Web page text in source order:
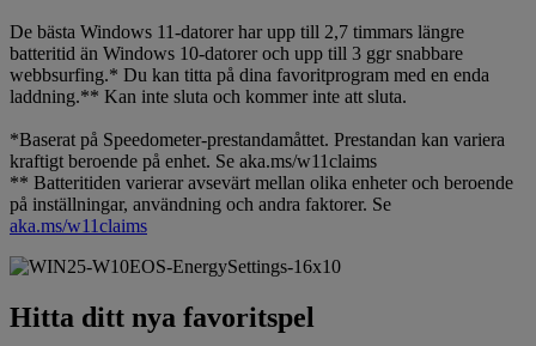
De bästa Windows 11-datorer har upp till 2,7 timmars längre
batteritid än Windows 10-datorer och upp till 3 ggr snabbare
webbsurfing.* Du kan titta på dina favoritprogram med en enda
laddning.** Kan inte sluta och kommer inte att sluta.
*Baserat på Speedometer-prestandamåttet. Prestandan kan variera
kraftigt beroende på enhet. Se aka.ms/w11claims
** Batteritiden varierar avsevärt mellan olika enheter och beroende
på inställningar, användning och andra faktorer. Se
aka.ms/w11claims
Hitta ditt nya favoritspel